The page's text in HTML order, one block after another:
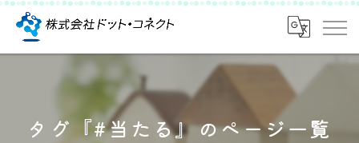
タグ『#当たる』のページ一覧